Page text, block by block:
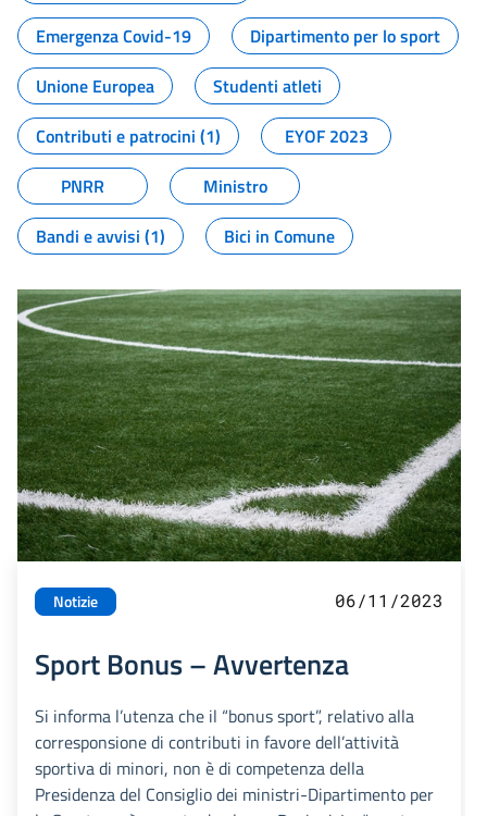
Emergenza Covid-19
Dipartimento per lo sport
Unione Europea
Studenti atleti
Contributi e patrocini (1)
EYOF 2023
PNRR
Ministro
Bandi e avvisi (1)
Bici in Comune
Notizie 06/11/2023
Sport Bonus – Avvertenza
Si informa l’utenza che il “bonus sport”, relativo alla
corresponsione di contributi in favore dell’attività
sportiva di minori, non è di competenza della
Presidenza del Consiglio dei ministri-Dipartimento per